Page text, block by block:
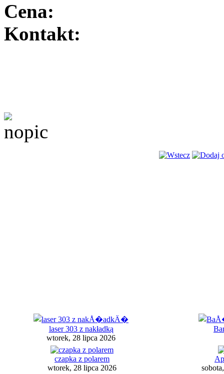
Cena:
Kontakt:
laser 303 z nakładką
wtorek, 28 lipca 2026
czapka z polarem
wtorek, 28 lipca 2026